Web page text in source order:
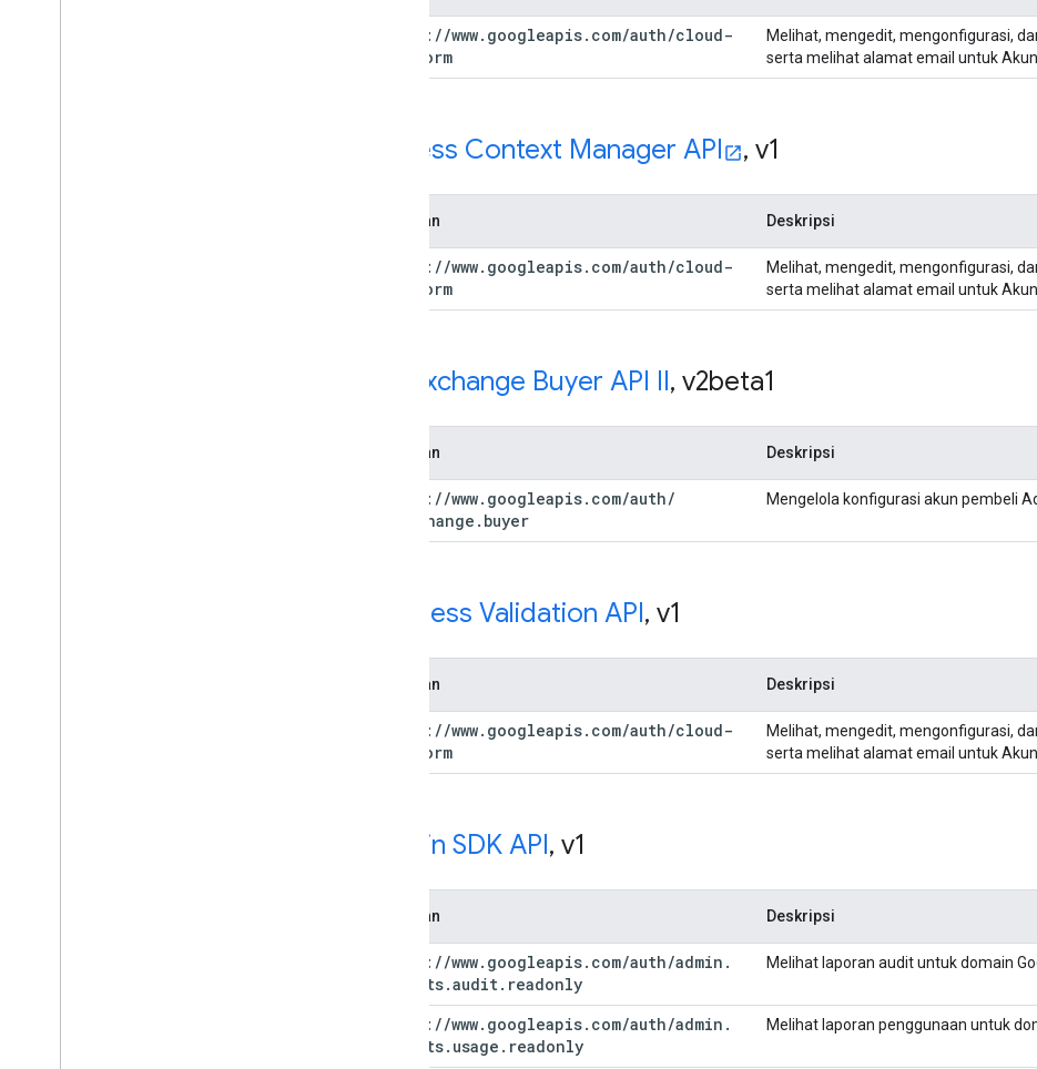
https: //www. googleapis. com/auth/cloud-
platform
Melihat, mengedit, mengonfigurasi,
serta melihat alamat email untuk Akun
Access Context Manager API , v1
Cakupan Deskripsi
https: //www. googleapis. com/auth/cloud-
platform
Melihat, mengedit, mengonfigurasi,
serta melihat alamat email untuk Akun
Ad Exchange Buyer API II, v2beta1
Cakupan Deskripsi
https: //www. googleapis. com/auth/
adexchange . buyer
Mengelola konfigurasi akun pembeli
Address Validation API, v1
Cakupan Deskripsi
https: //www. googleapis. com/auth/cloud-
platform
Melihat, mengedit, mengonfigurasi,
serta melihat alamat email untuk Akun
Admin SDK API, v1
Cakupan Deskripsi
https: //www. googleapis. com/auth/admin .
reports.audit. readonly
Melihat laporan audit untuk domain
https: //www. googleapis. com/auth/admin .
reports. usage . readonly
Melihat laporan penggunaan untuk